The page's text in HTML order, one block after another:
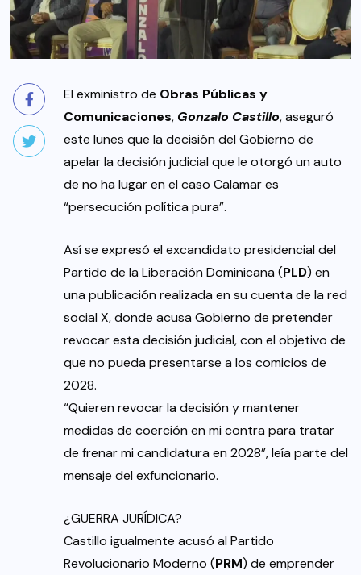
El exministro de Obras Públicas y
Comunicaciones, Gonzalo Castillo, aseguró
este lunes que la decisión del Gobierno de
apelar la decisión judicial que le otorgó un auto
de no ha lugar en el caso Calamar es
“persecución política pura”.
Así se expresó el excandidato presidencial del
Partido de la Liberación Dominicana (PLD) en
una publicación realizada en su cuenta de la red
social X, donde acusa Gobierno de pretender
revocar esta decisión judicial, con el objetivo de
que no pueda presentarse a los comicios de
2028.
“Quieren revocar la decisión y mantener
medidas de coerción en mi contra para tratar
de frenar mi candidatura en 2028”, leía parte del
mensaje del exfuncionario.
¿GUERRA JURÍDICA?
Castillo igualmente acusó al Partido
Revolucionario Moderno (PRM) de emprender